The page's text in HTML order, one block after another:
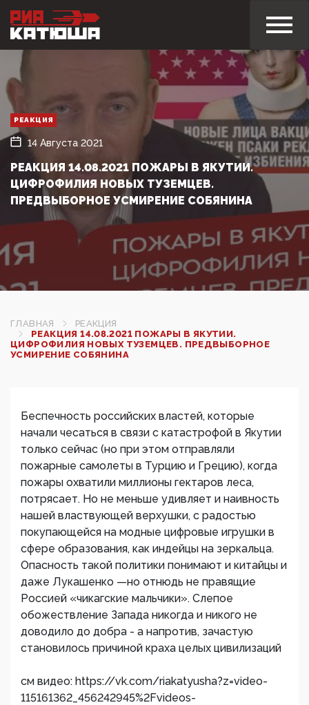
РЕАКЦИЯ
14 Августа 2021
РЕАКЦИЯ 14.08.2021 ПОЖАРЫ В ЯКУТИИ.
ЦИФРОФИЛИЯ НОВЫХ ТУЗЕМЦЕВ.
ПРЕДВЫБОРНОЕ УСМИРЕНИЕ СОБЯНИНА
ГЛАВНАЯ
РЕАКЦИЯ
РЕАКЦИЯ 14.08.2021 ПОЖАРЫ В ЯКУТИИ.
ЦИФРОФИЛИЯ НОВЫХ ТУЗЕМЦЕВ. ПРЕДВЫБОРНОЕ
УСМИРЕНИЕ СОБЯНИНА
Беспечность российских властей, которые
начали чесаться в связи с катастрофой в Якутии
только сейчас (но при этом отправляли
пожарные самолеты в Турцию и Грецию), когда
пожары охватили миллионы гектаров леса,
потрясает. Но не меньше удивляет и наивность
нашей властвующей верхушки, с радостью
покупающейся на модные цифровые игрушки в
сфере образования, как индейцы на зеркальца.
Опасность такой политики понимают и китайцы и
даже Лукашенко —но отнюдь не правящие
Россией «чикагские мальчики». Слепое
обожествление Запада никогда и никого не
доводило до добра - а напротив, зачастую
становилось причиной краха целых цивилизаций
см видео: https://vk.com/riakatyusha?z=video-
115161362_456242945%2Fvideos-